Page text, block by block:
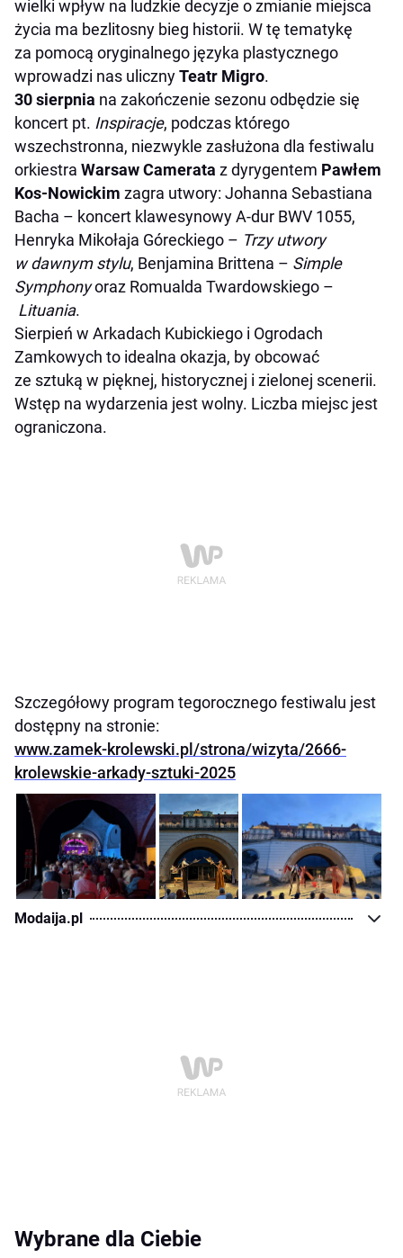
wielki wpływ na ludzkie decyzje o zmianie miejsca
życia ma bezlitosny bieg historii. W tę tematykę
za pomocą oryginalnego języka plastycznego
wprowadzi nas ulicznyTeatr Migro.
30 sierpnia na zakończenie sezonu odbędzie się
koncert pt. Inspiracje, podczas którego
wszechstronna, niezwykle zasłużona dla festiwalu
orkiestra Warsaw Camerata z dyrygentem Pawłem
Kos-Nowickim zagra utwory: Johanna Sebastiana
Bacha – koncert klawesynowy A-dur BWV 1055,
Henryka Mikołaja Góreckiego – Trzy utwory
w dawnym stylu, Benjamina Brittena – Simple
Symphonyoraz Romualda Twardowskiego –
Lituania.
Sierpień w Arkadach Kubickiego i Ogrodach
Zamkowych to idealna okazja, by obcować
ze sztuką w pięknej, historycznej i zielonej scenerii.
Wstęp na wydarzenia jest wolny. Liczba miejsc jest
ograniczona.
Szczegółowy program tegorocznego festiwalu jest
dostępny na stronie:
www.zamek-krolewski.pl/strona/wizyta/2666-
krolewskie-arkady-sztuki-2025
Modaija.pl
Wybrane dla Ciebie